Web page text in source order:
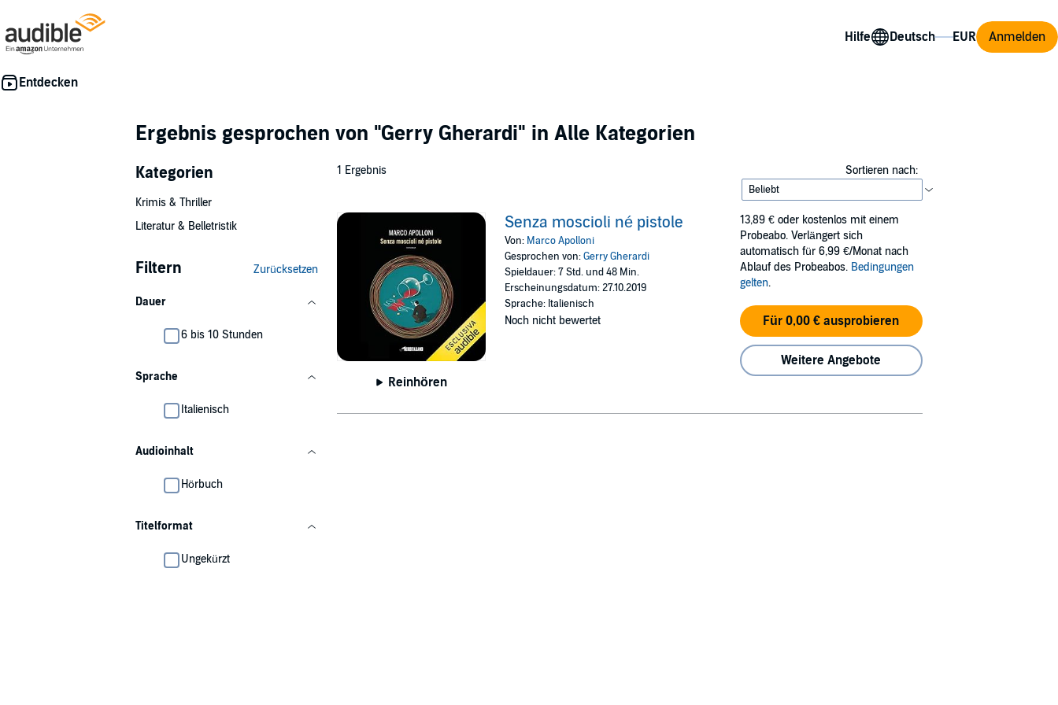
Hilfe Anmelden
Ergebnis gesprochen von "Gerry Gherardi" in Alle Kategorien
Kategorien
Krimis & Thriller
Literatur & Belletristik
Filtern Zurücksetzen
Dauer
6 bis 10 Stunden
Sprache
Italienisch
Audioinhalt
Hörbuch
Titelformat
Ungekürzt
1 Ergebnis Sortieren nach:
Reinhören
Senza moscioli né pistole
Von: Marco Apolloni
Gesprochen von:Gerry Gherardi
Spieldauer: 7 Std. und 48 Min.
Erscheinungsdatum: 27.10.2019
Sprache: Italienisch
Noch nicht bewertet
13,89 € oder kostenlos mit einem
Probeabo. Verlängert sich
automatisch für 6,99 €/Monat nach
Ablauf des Probeabos. Bedingungen
gelten.
Für 0,00 € ausprobieren
Weitere Angebote